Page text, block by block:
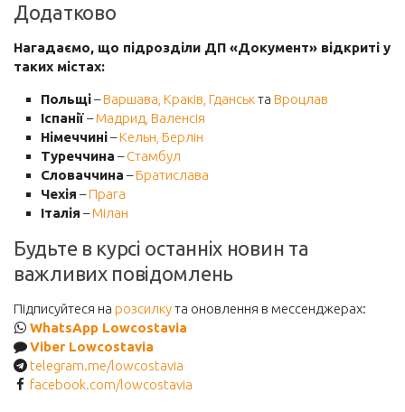
Додатково
Нагадаємо, що підрозділи ДП «Документ» відкриті у
таких містах:
Польщі–Варшава, Краків, Гданськта Вроцлав
Іспанії–Мадрид, Валенсія
Німеччині–Кельн, Берлін
Туреччина –Стамбул
Словаччина –Братислава
Чехія –Прага
Італія –Мілан
Будьте в курсі останніх новин та
важливих повідомлень
Підписуйтеся на розсилкута оновлення в мессенджерах:
WhatsApp Lowcostavia
Viber Lowcostavia
telegram.me/lowcostavia
facebook.com/lowcostavia